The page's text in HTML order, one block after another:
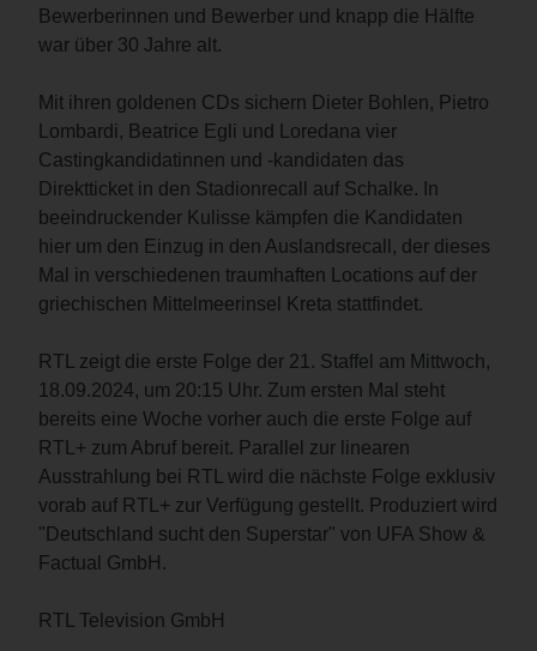
Bewerberinnen und Bewerber und knapp die Hälfte
war über 30 Jahre alt.
Mit ihren goldenen CDs sichern Dieter Bohlen, Pietro
Lombardi, Beatrice Egli und Loredana vier
Castingkandidatinnen und -kandidaten das
Direktticket in den Stadionrecall auf Schalke. In
beeindruckender Kulisse kämpfen die Kandidaten
hier um den Einzug in den Auslandsrecall, der dieses
Mal in verschiedenen traumhaften Locations auf der
griechischen Mittelmeerinsel Kreta stattfindet.
RTL zeigt die erste Folge der 21. Staffel am Mittwoch,
18.09.2024, um 20:15 Uhr. Zum ersten Mal steht
bereits eine Woche vorher auch die erste Folge auf
RTL+ zum Abruf bereit. Parallel zur linearen
Ausstrahlung bei RTL wird die nächste Folge exklusiv
vorab auf RTL+ zur Verfügung gestellt. Produziert wird
"Deutschland sucht den Superstar" von UFA Show &
Factual GmbH.
RTL Television GmbH